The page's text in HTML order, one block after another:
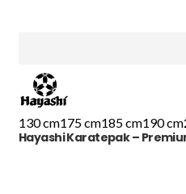
130 cm175 cm185 cm190 cm
Hayashi Karatepak –